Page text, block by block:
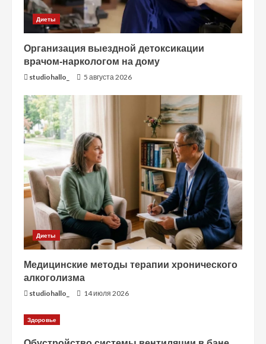
Диеты
Организация выездной детоксикации
врачом-наркологом на дому
studiohallo_ 5 августа 2026
Диеты
Медицинские методы терапии хронического
алкоголизма
studiohallo_ 14 июля 2026
Здоровье